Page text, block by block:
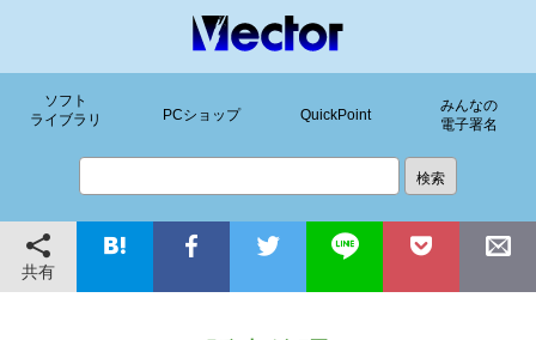
ソフト
ライブラリ
PCショップ QuickPoint
みんなの
電子署名
共有